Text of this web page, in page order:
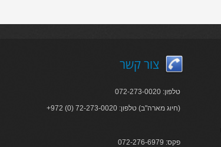
צור קשר
טלפון: 072-273-0020
+972 (0) 72-273-0020 :חיוג מארה"ב) טלפון)
פקס: 072-276-6979